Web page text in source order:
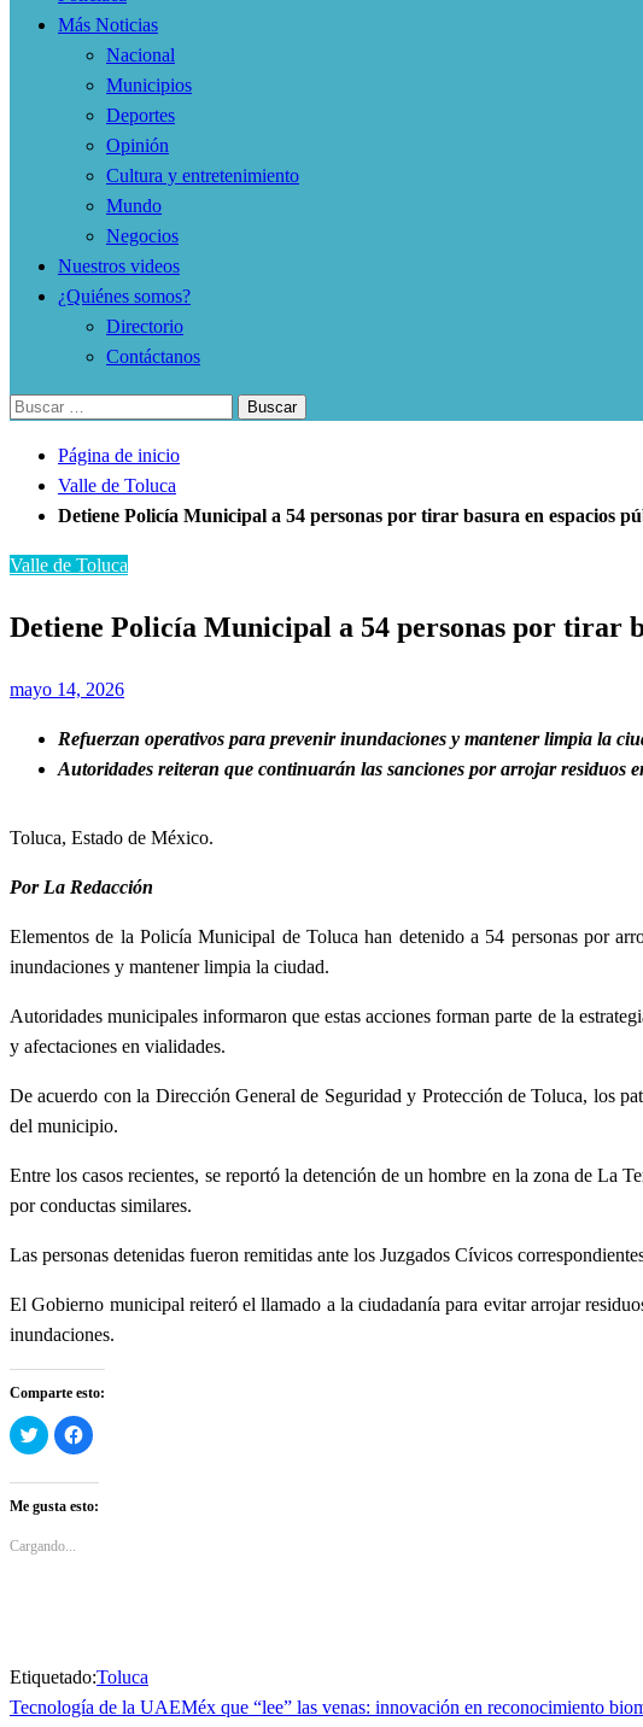
Más Noticias
Nacional
Municipios
Deportes
Opinión
Cultura y entretenimiento
Mundo
Negocios
Nuestros videos
¿Quiénes somos?
Directorio
Contáctanos
Buscar:
Página de inicio
Valle de Toluca
Detiene Policía Municipal a 54 personas por tirar basura en espacios
Valle de Toluca
Detiene Policía Municipal a 54 personas por tirar
Publicado
mayo 14, 2026
Refuerzan operativos para prevenir inundaciones y mantener limpia la
Autoridades reiteran que continuarán las sanciones por arrojar residuos
Toluca, Estado de México.
Por La Redacción
Elementos de la Policía Municipal de Toluca han detenido a 54 personas por
inundaciones y mantener limpia la ciudad.
Autoridades municipales informaron que estas acciones forman parte de la
y afectaciones en vialidades.
De acuerdo con la Dirección General de Seguridad y Protección de Toluca, los
del municipio.
Entre los casos recientes, se reportó la detención de un hombre en la zona de La
por conductas similares.
Las personas detenidas fueron remitidas ante los Juzgados Cívicos
El Gobierno municipal reiteró el llamado a la ciudadanía para evitar arrojar
inundaciones.
Comparte esto:
Haz
clic
para
en
Twitter
(Se
en
Haz
clic
en
Facebook
(Se
Me gusta esto:
Cargando...
Etiquetado:Toluca
Navegación
Entrada
Tecnología de la UAEMéx que “lee” las venas: innovación en reconocimiento